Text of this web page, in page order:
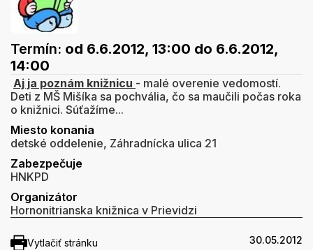
Termín: od 6.6.2012, 13:00 do 6.6.2012,
14:00
Aj ja poznám knižnicu - malé overenie vedomostí.
Deti z MŠ Mišíka sa pochvália, čo sa maučili počas roka
o knižnici. Súťažíme...
Miesto konania
detské oddelenie, Záhradnícka ulica 21
Zabezpečuje
HNKPD
Organizátor
Hornonitrianska knižnica v Prievidzi
Vytlačiť stránku 30.05.2012